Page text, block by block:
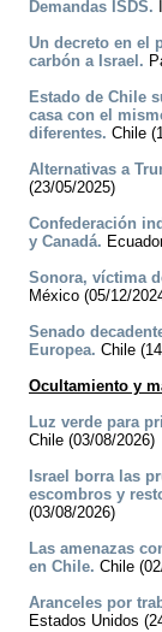
Demandas ISDS.
Un decreto en el
carbón a Israel.
Estado de Chile
casa con el
diferentes. Chile
Alternativas a
(23/05/2025)
Confederación
y Canadá.
Sonora, víctima
México (05/12/
Senado
Europea. Chile
Ocultamiento y
Luz verde para
Chile (03/08/2026)
Israel borra las
escombros y
(03/08/2026)
Las amenazas
en Chile. Chile
Aranceles por
Estados Unidos